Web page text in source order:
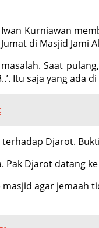
Iwan Kurniawan
di Masjid Jami
Saat
Itu saja yang ada
Djarot.
Djarot datang
agar